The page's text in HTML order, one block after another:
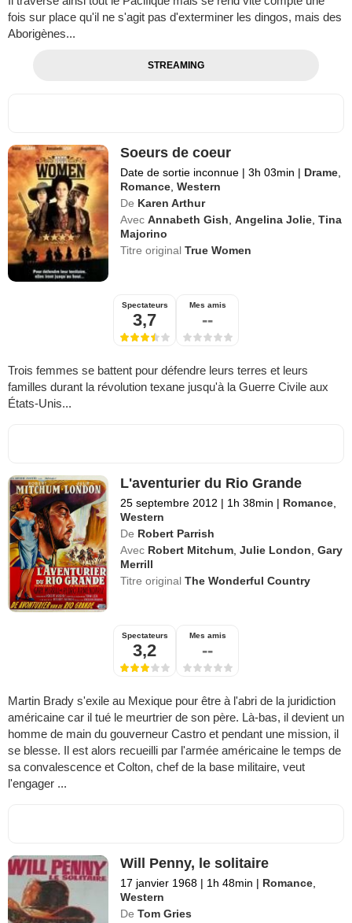
fois sur place qu'il ne s'agit pas d'exterminer les dingos, mais des
Aborigènes...
STREAMING
Soeurs de coeur
Date de sortie inconnue | 3h 03min | Drame
Romance ,Western
De Karen Arthur
Avec Annabeth Gish ,Angelina Jolie ,Tina
Majorino
Titre originalTrue Women
Spectateurs
3,7
Mes amis
--
Trois femmes se battent pour défendre leurs terres et leurs
familles durant la révolution texane jusqu'à la Guerre Civile aux
États-Unis...
L'aventurier du Rio Grande
25 septembre 2012 | 1h 38min | Romance
Western
De Robert Parrish
Avec Robert Mitchum ,Julie London ,Gary
Merrill
Titre originalThe Wonderful Country
Spectateurs
3,2
Mes amis
--
Martin Brady s'exile au Mexique pour être à l'abri de la juridiction
américaine car il tué le meurtrier de son père. Là-bas, il devient un
homme de main du gouverneur Castro et pendant une mission, il
se blesse. Il est alors recueilli par l'armée américaine le temps de
sa convalescence et Colton, chef de la base militaire, veut
l'engager ...
Will Penny, le solitaire
17 janvier 1968 | 1h 48min | Romance,
Western
De Tom Gries